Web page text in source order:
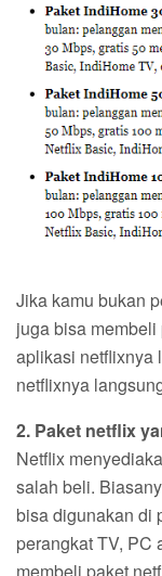
Jika kamu bukan
juga bisa
aplikasi netflixnya
netflixnya
2. Paket netflix
Netflix
salah beli.
bisa digunakan di
perangkat TV, PC
membeli paket